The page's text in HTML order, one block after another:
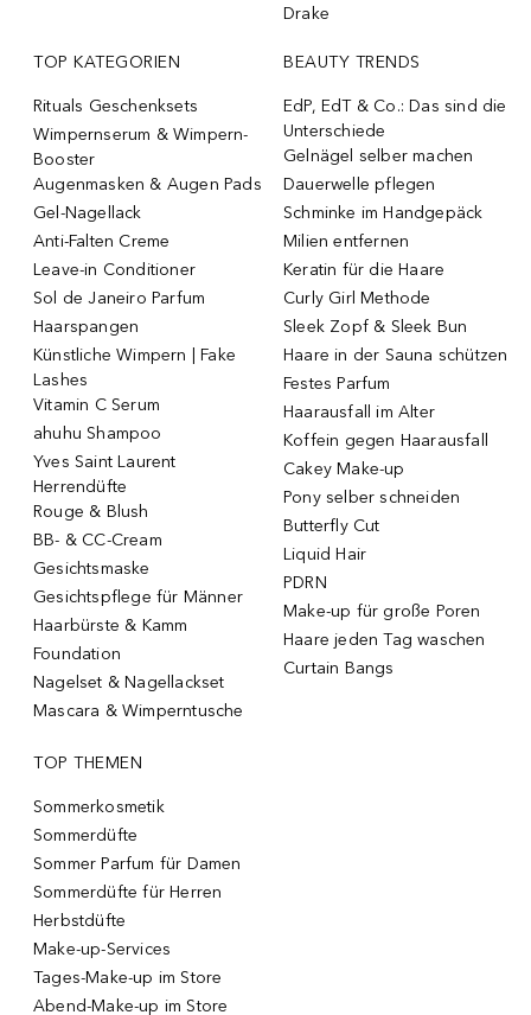
Drake
TOP KATEGORIEN
Rituals Geschenksets
Wimpernserum & Wimpern-
Booster
Augenmasken & Augen Pads
Gel-Nagellack
Anti-Falten Creme
Leave-in Conditioner
Sol de Janeiro Parfum
Haarspangen
Künstliche Wimpern | Fake
Lashes
Vitamin C Serum
ahuhu Shampoo
Yves Saint Laurent
Herrendüfte
Rouge & Blush
BB- & CC-Cream
Gesichtsmaske
Gesichtspflege für Männer
Haarbürste & Kamm
Foundation
Nagelset & Nagellackset
Mascara & Wimperntusche
BEAUTY TRENDS
EdP, EdT & Co.: Das sind die
Unterschiede
Gelnägel selber machen
Dauerwelle pflegen
Schminke im Handgepäck
Milien entfernen
Keratin für die Haare
Curly Girl Methode
Sleek Zopf & Sleek Bun
Haare in der Sauna schützen
Festes Parfum
Haarausfall im Alter
Koffein gegen Haarausfall
Cakey Make-up
Pony selber schneiden
Butterfly Cut
Liquid Hair
PDRN
Make-up für große Poren
Haare jeden Tag waschen
Curtain Bangs
TOP THEMEN
Sommerkosmetik
Sommerdüfte
Sommer Parfum für Damen
Sommerdüfte für Herren
Herbstdüfte
Make-up-Services
Tages-Make-up im Store
Abend-Make-up im Store